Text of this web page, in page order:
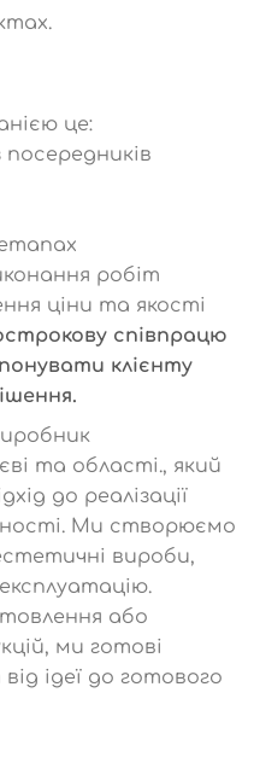
це:
робіт
ціни та якості
співпрацю
клієнту
та області., який
до реалізації
Ми створюємо
вироби,
або
ми готові
ідеї до готового